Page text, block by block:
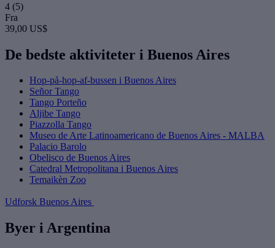
4 (5)
Fra
39,00 US$
De bedste aktiviteter i Buenos Aires
Hop-på-hop-af-bussen i Buenos Aires
Señor Tango
Tango Porteño
Aljibe Tango
Piazzolla Tango
Museo de Arte Latinoamericano de Buenos Aires - MALBA
Palacio Barolo
Obelisco de Buenos Aires
Catedral Metropolitana i Buenos Aires
Temaikèn Zoo
Udforsk Buenos Aires
Byer i Argentina